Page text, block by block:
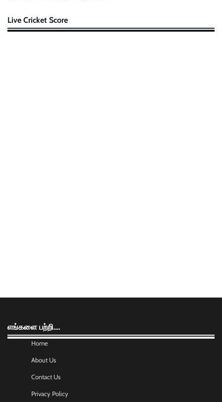
Live Cricket Score
எங்களை பற்றி….
Home
About Us
Contact Us
Privacy Policy